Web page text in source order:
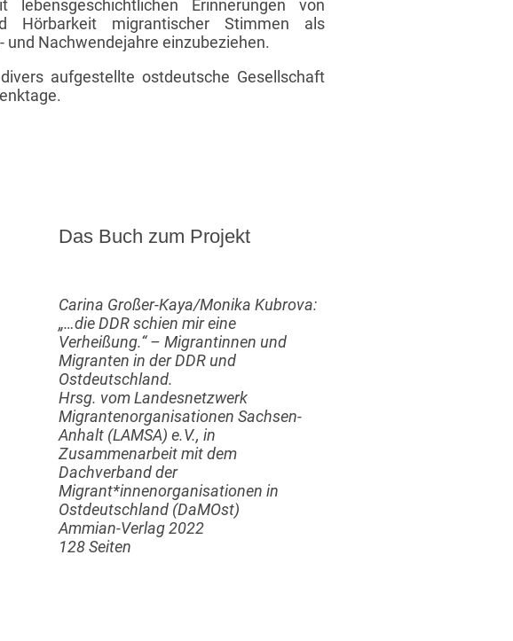
Erinnerungen von
Hörbarkeit migrantischer Stimmen als
und Nachwendejahre einzubeziehen.
aufgestellte ostdeutsche Gesellschaft
Das Buch zum Projekt
Carina Großer-Kaya/Monika Kubrova:
„…die DDR schien mir eine
Verheißung.“ – Migrantinnen und
Migranten in der DDR und
Ostdeutschland.
Hrsg. vom Landesnetzwerk
Migrantenorganisationen Sachsen-
Anhalt (LAMSA) e.V., in
Zusammenarbeit mit dem
Dachverband der
Migrant*innenorganisationen in
Ostdeutschland (DaMOst)
Ammian-Verlag 2022
128 Seiten